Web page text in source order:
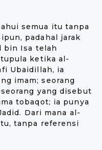
semua itu tanpa
padahal jarak
bin Isa telah
ketika al-
Ubaidillah, ia
imam; seorang
yang disebut
tobaqot; ia punya
Dari mana al-
tanpa referensi